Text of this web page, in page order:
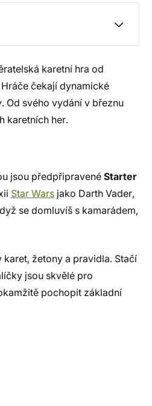
karetní hra od
Hráče čekají dynamické
Od svého vydání v březnu
karetních her.
jsou předpřipravené Starter
Star Wars jako Darth Vader,
se domluvíš s kamarádem,
žetony a pravidla. Stačí
jsou skvělé pro
pochopit základní